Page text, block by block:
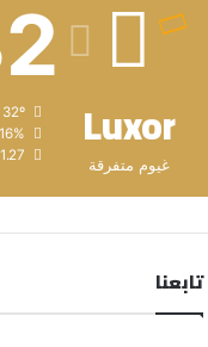
Luxor
غيوم متفرقة
40º - 32º
16%
1.27 كيلومتر/ساعة
تابعنا